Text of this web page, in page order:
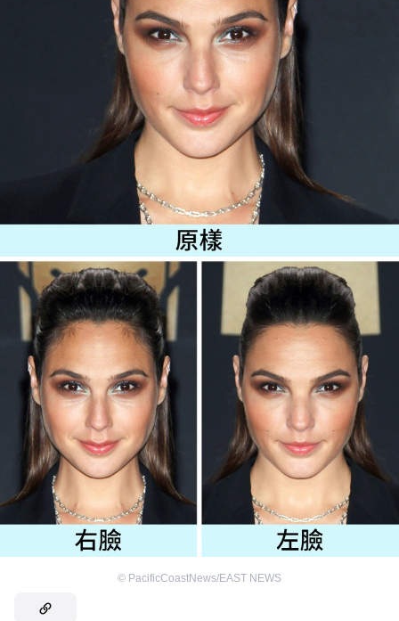
© PacificCoastNews/EAST NEWS